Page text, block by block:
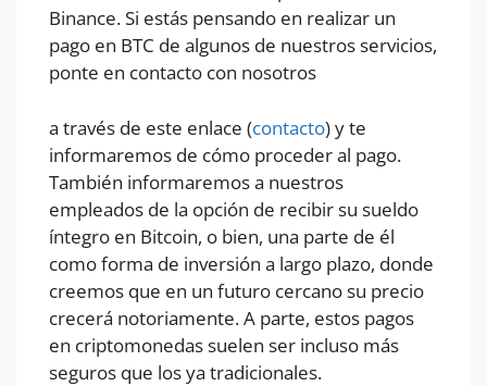
Binance. Si estás pensando en realizar un
pago en BTC de algunos de nuestros servicios,
ponte en contacto con nosotros
a través de este enlace (contacto) y te
informaremos de cómo proceder al pago.
También informaremos a nuestros
empleados de la opción de recibir su sueldo
íntegro en Bitcoin, o bien, una parte de él
como forma de inversión a largo plazo, donde
creemos que en un futuro cercano su precio
crecerá notoriamente. A parte, estos pagos
en criptomonedas suelen ser incluso más
seguros que los ya tradicionales.